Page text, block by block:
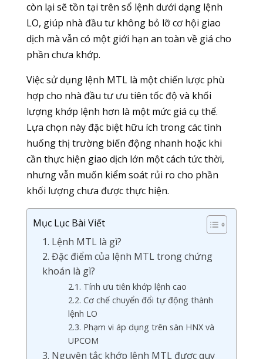
còn lại sẽ tồn tại trên sổ lệnh dưới dạng lệnh
LO, giúp nhà đầu tư không bỏ lỡ cơ hội giao
dịch mà vẫn có một giới hạn an toàn về giá cho
phần chưa khớp.
Việc sử dụng lệnh MTL là một chiến lược phù
hợp cho nhà đầu tư ưu tiên tốc độ và khối
lượng khớp lệnh hơn là một mức giá cụ thể.
Lựa chọn này đặc biệt hữu ích trong các tình
huống thị trường biến động nhanh hoặc khi
cần thực hiện giao dịch lớn một cách tức thời,
nhưng vẫn muốn kiểm soát rủi ro cho phần
khối lượng chưa được thực hiện.
Mục Lục Bài Viết
1. Lệnh MTL là gì?
2. Đặc điểm của lệnh MTL trong chứng
khoán là gì?
2.1. Tính ưu tiên khớp lệnh cao
2.2. Cơ chế chuyển đổi tự động thành
lệnh LO
2.3. Phạm vi áp dụng trên sàn HNX và
UPCOM
3. Nguyên tắc khớp lệnh MTL được quy